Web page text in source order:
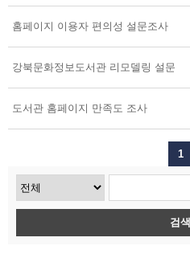
홈페이지 이용자 편의성 설문조사
강북문화정보도서관 리모델링 설문
도서관 홈페이지 만족도 조사
1
검색